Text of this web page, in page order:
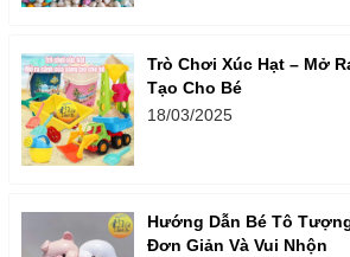
Trò Chơi Xúc Hạt – Mở
Tạo Cho Bé
18/03/2025
Hướng Dẫn Bé Tô
Đơn Giản Và Vui Nhộn